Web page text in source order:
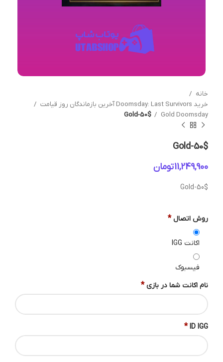
خانه
خرید Doomsday: Last Survivors آخرین بازماندگان روز قیامت
Gold Doomsday
Gold-50$
Gold-50$
تومان
Gold-50$
روش اتصال *
اکانت IGG
فیسبوک
نام اکانت شما در بازی *
ID IGG
*